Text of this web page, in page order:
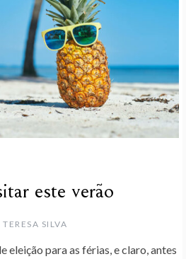
este verão
TERESA SILVA
eleição para as férias, e claro, antes